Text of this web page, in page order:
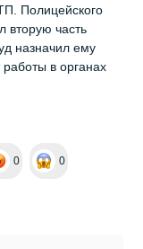
Полицейского
вторую часть
назначил ему
в органах
0 0